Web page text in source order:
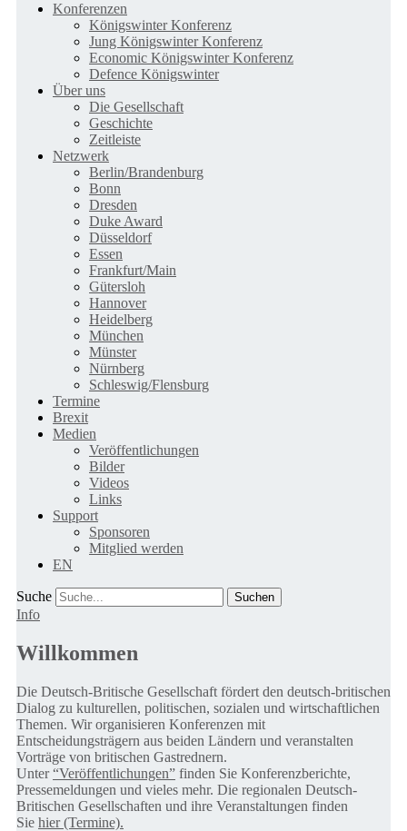
Konferenzen
Königswinter Konferenz
Jung Königswinter Konferenz
Economic Königswinter Konferenz
Defence Königswinter
Über uns
Die Gesellschaft
Geschichte
Zeitleiste
Netzwerk
Berlin/Brandenburg
Bonn
Dresden
Duke Award
Düsseldorf
Essen
Frankfurt/Main
Gütersloh
Hannover
Heidelberg
München
Münster
Nürnberg
Schleswig/Flensburg
Termine
Brexit
Medien
Veröffentlichungen
Bilder
Videos
Links
Support
Sponsoren
Mitglied werden
EN
Suche
Info
Willkommen
Die Deutsch-Britische Gesellschaft fördert den deutsch-britischen
Dialog zu kulturellen, politischen, sozialen und wirtschaftlichen
Themen. Wir organisieren Konferenzen mit
Entscheidungsträgern aus beiden Ländern und veranstalten
Vorträge von britischen Gastrednern.
Unter“Veröffentlichungen” finden Sie Konferenzberichte,
Pressemeldungen und vieles mehr. Die regionalen Deutsch-
Britischen Gesellschaften und ihre Veranstaltungen finden
Sie hier (Termine).